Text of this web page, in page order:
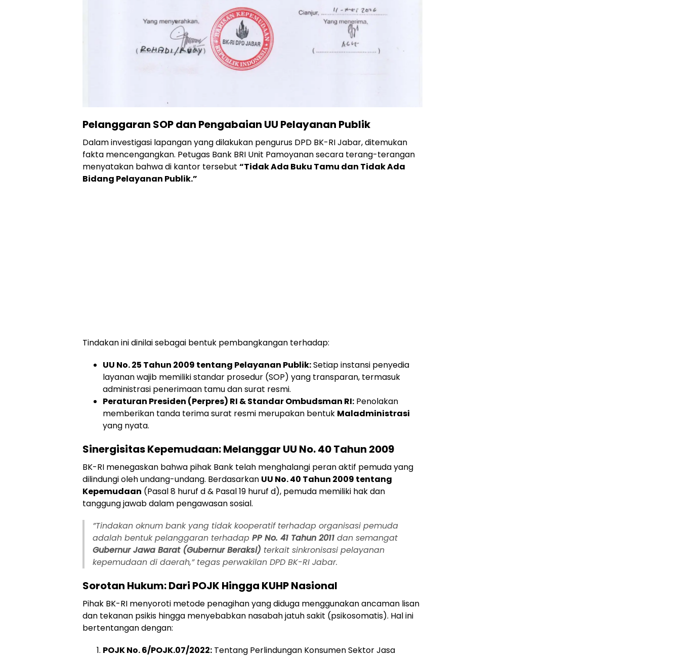
Pelanggaran SOP dan Pengabaian UU Pelayanan Publik
​Dalam investigasi lapangan yang dilakukan pengurus DPD BK-RI Jabar, ditemukan
fakta mencengangkan. Petugas Bank BRI Unit Pamoyanan secara terang-terangan
menyatakan bahwa di kantor tersebut “Tidak Ada Buku Tamu dan Tidak Ada
Bidang Pelayanan Publik.”
​Tindakan ini dinilai sebagai bentuk pembangkangan terhadap:
UU No. 25 Tahun 2009 tentang Pelayanan Publik:Setiap instansi penyedia
layanan wajib memiliki standar prosedur (SOP) yang transparan, termasuk
administrasi penerimaan tamu dan surat resmi.
Peraturan Presiden (Perpres) RI & Standar Ombudsman RI: Penolakan
memberikan tanda terima surat resmi merupakan bentuk Maladministrasi
yang nyata.
Sinergisitas Kepemudaan: Melanggar UU No. 40 Tahun 2009
​BK-RI menegaskan bahwa pihak Bank telah menghalangi peran aktif pemuda yang
dilindungi oleh undang-undang. Berdasarkan UU No. 40 Tahun 2009 tentang
Kepemudaan (Pasal 8 huruf d & Pasal 19 huruf d), pemuda memiliki hak dan
tanggung jawab dalam pengawasan sosial.
​”Tindakan oknum bank yang tidak kooperatif terhadap organisasi pemuda
adalah bentuk pelanggaran terhadap PP No. 41 Tahun 2011 dan semangat
Gubernur Jawa Barat (Gubernur Beraksi) terkait sinkronisasi pelayanan
kepemudaan di daerah,” tegas perwakilan DPD BK-RI Jabar.
Sorotan Hukum: Dari POJK Hingga KUHP Nasional
​Pihak BK-RI menyoroti metode penagihan yang diduga menggunakan ancaman lisan
dan tekanan psikis hingga menyebabkan nasabah jatuh sakit (psikosomatis). Hal ini
bertentangan dengan:
POJK No. 6/POJK.07/2022: Tentang Perlindungan Konsumen Sektor Jasa